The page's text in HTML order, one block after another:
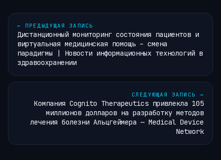
← ПРЕДЫДУЩАЯ ЗАПИСЬ
Дистанционный мониторинг состояния пациентов и
виртуальная медицинская помощь – смена
парадигмы | Новости информационных технологий в
здравоохранении
СЛЕДУЮЩАЯ ЗАПИСЬ →
Компания Cognito Therapeutics привлекла 105
миллионов долларов на разработку методов
лечения болезни Альцгеймера — Medical Device
Network